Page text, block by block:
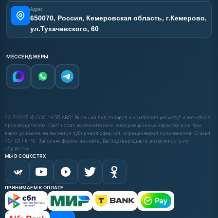
Адрес
650070, Россия, Кемеровская область, г.Кемерово,
ул.Тухачевского, 60
МЕССЕНДЖЕРЫ
2017-2025 © ООО "ШОП АВД". Внешний вид товаров и комплектация могут изменяться
производителем. Сайт носит исключительно информационный характер и ни при
каких условиях не является публичной офертой, определяемой положениями Статьи
437 (2) ГК РФ. Заполняя формы на сайте, Вы подтверждаете возможность их
обработки.
МЫ В СОЦСЕТЯХ
ПРИНИМАЕМ К ОПЛАТЕ